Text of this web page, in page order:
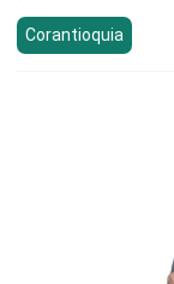
Corantioquia